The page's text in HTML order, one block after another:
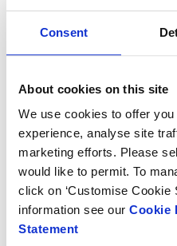
Consent
About cookies on this site
We use cookies to offer
experience, analyse site
marketing efforts. Please
would like to permit. To
click on ‘Customise Cookie
information see our Cookie
Statement
Fábrica